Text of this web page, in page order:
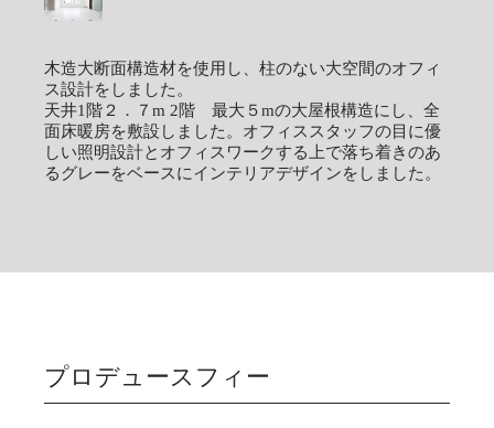
木造大断面構造材を使用し、柱のない大空間のオフィ
ス設計をしました。
天井1階２．７m 2階 最大５mの大屋根構造にし、全
面床暖房を敷設しました。オフィススタッフの目に優
しい照明設計とオフィスワークする上で落ち着きのあ
るグレーをベースにインテリアデザインをしました。
プロデュースフィー